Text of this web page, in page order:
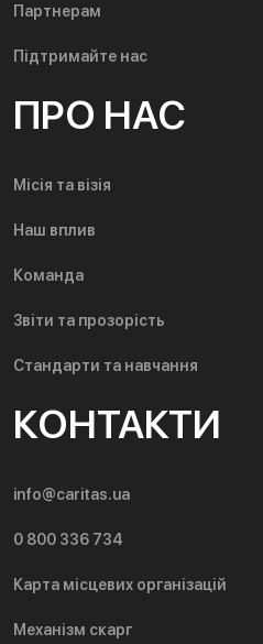
Партнерам
Підтримайте нас
ПРО НАС
Місія та візія
Наш вплив
Команда
Звіти та прозорість
Стандарти та навчання
КОНТАКТИ
info@caritas.ua
0 800 336 734
Карта місцевих організацій
Механізм скарг